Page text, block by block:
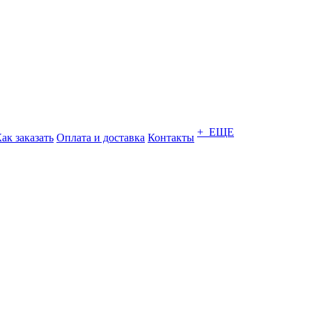
заказать Оплата и доставка Контакты + ЕЩЕ